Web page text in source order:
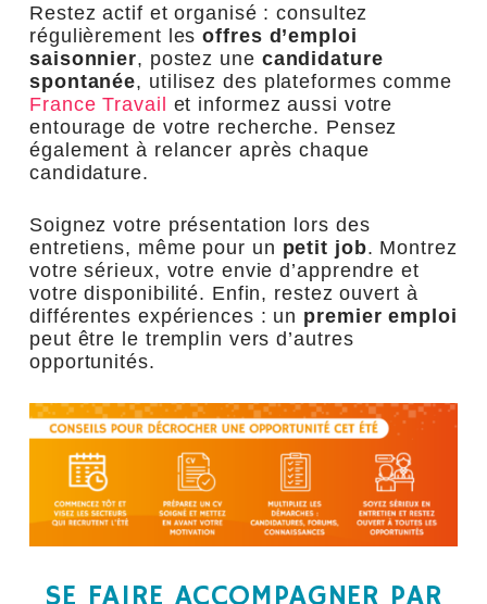
Restez actif et organisé : consultez
régulièrement lesoffres d’emploi
saisonnier, postez une candidature
spontanée, utilisez des plateformes comme
France Travail et informez aussi votre
entourage de votre recherche. Pensez
également à relancer après chaque
candidature.
Soignez votre présentation lors des
entretiens, même pour un petit job. Montrez
votre sérieux, votre envie d’apprendre et
votre disponibilité. Enfin, restez ouvert à
différentes expériences : un premier emploi
peut être le tremplin vers d’autres
opportunités.
SE FAIRE ACCOMPAGNER PAR